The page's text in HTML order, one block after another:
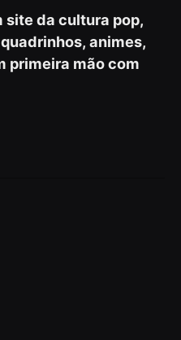
site da cultura pop,
animes,
primeira mão com